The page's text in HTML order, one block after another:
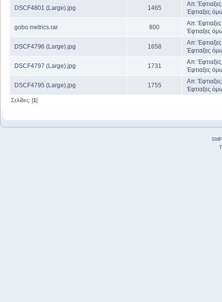
DSCF4801 (Large).jpg 1465
Απ:
Έφτιαξες
gobo metrics.rar 800
Απ:
Έφτιαξες
DSCF4796 (Large).jpg 1658
Απ:
Έφτιαξες
DSCF4797 (Large).jpg 1731
Απ:
Έφτιαξες
DSCF4795 (Large).jpg 1755
Απ:
Έφτιαξες
Σελίδες: [1]